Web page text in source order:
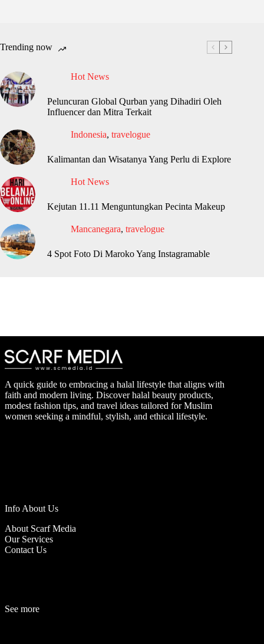
Trending now
Hot News
Peluncuran Global Qurban yang Dihadiri Oleh
Influencer dan Mitra Terkait
Indonesia, travelogue
Kalimantan dan Wisatanya Yang Perlu di Explore
Hot News
Kejutan 11.11 Menguntungkan Pecinta Makeup
Mancanegara, travelogue
4 Spot Foto Di Maroko Yang Instagramable
A quick guide to embracing a halal lifestyle that aligns with
faith and modern living. Discover halal beauty products,
modest fashion tips, and travel ideas tailored for Muslim
women seeking a mindful, stylish, and ethical lifestyle.
Info About Us
About Scarf Media
Our Services
Contact Us
See more